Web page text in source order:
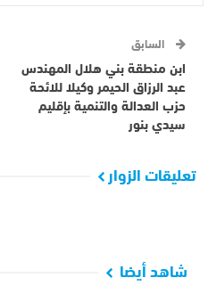
السابق
ابن منطقة بني هلال المهندس
عبد الرزاق الحيمر وكيلا للائحة
حزب العدالة والتنمية بإقليم
سيدي بنور
تعليقات الزوار
شاهد أيضا